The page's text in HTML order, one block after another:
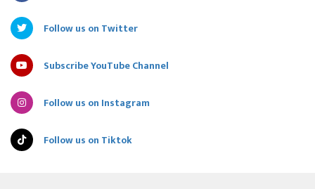
Follow us on Twitter
Subscribe YouTube Channel
Follow us on Instagram
Follow us on Tiktok